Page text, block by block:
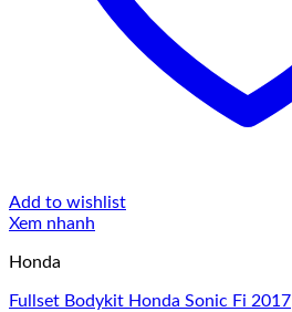
Add to wishlist
Xem nhanh
Honda
Fullset Bodykit Honda Sonic Fi 2017